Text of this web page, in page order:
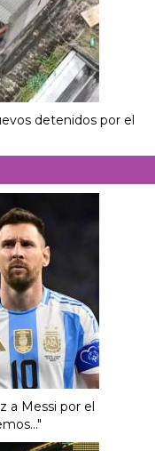
detenidos por el
a Messi por el